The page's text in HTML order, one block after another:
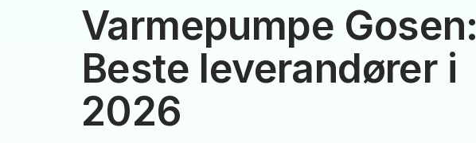
Varmepumpe Gosen:
Beste leverandører i
2026